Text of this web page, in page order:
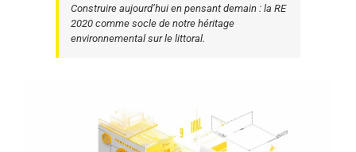
Construire aujourd’hui en pensant demain : la RE
2020 comme socle de notre héritage
environnemental sur le littoral.